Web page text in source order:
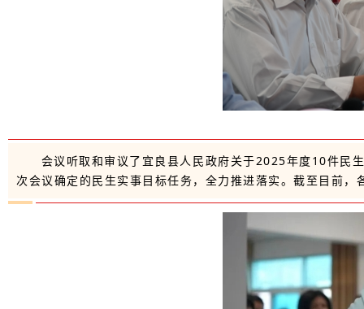
会议听取和审议了宜良县人民政府关于2025年度10件民
次会议确定的民生实事目标任务，全力推进落实。截至目前，